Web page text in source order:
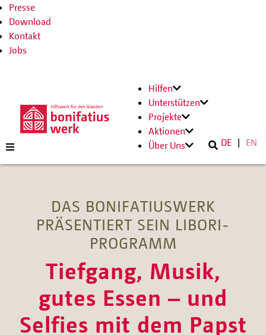
Presse
Download
Kontakt
Jobs
Hilfen
Unterstützen
Projekte
Aktionen
Über Uns
DE EN
DAS BONIFATIUSWERK
PRÄSENTIERT SEIN LIBORI-
PROGRAMM
Tiefgang, Musik,
gutes Essen – und
Selfies mit dem Papst